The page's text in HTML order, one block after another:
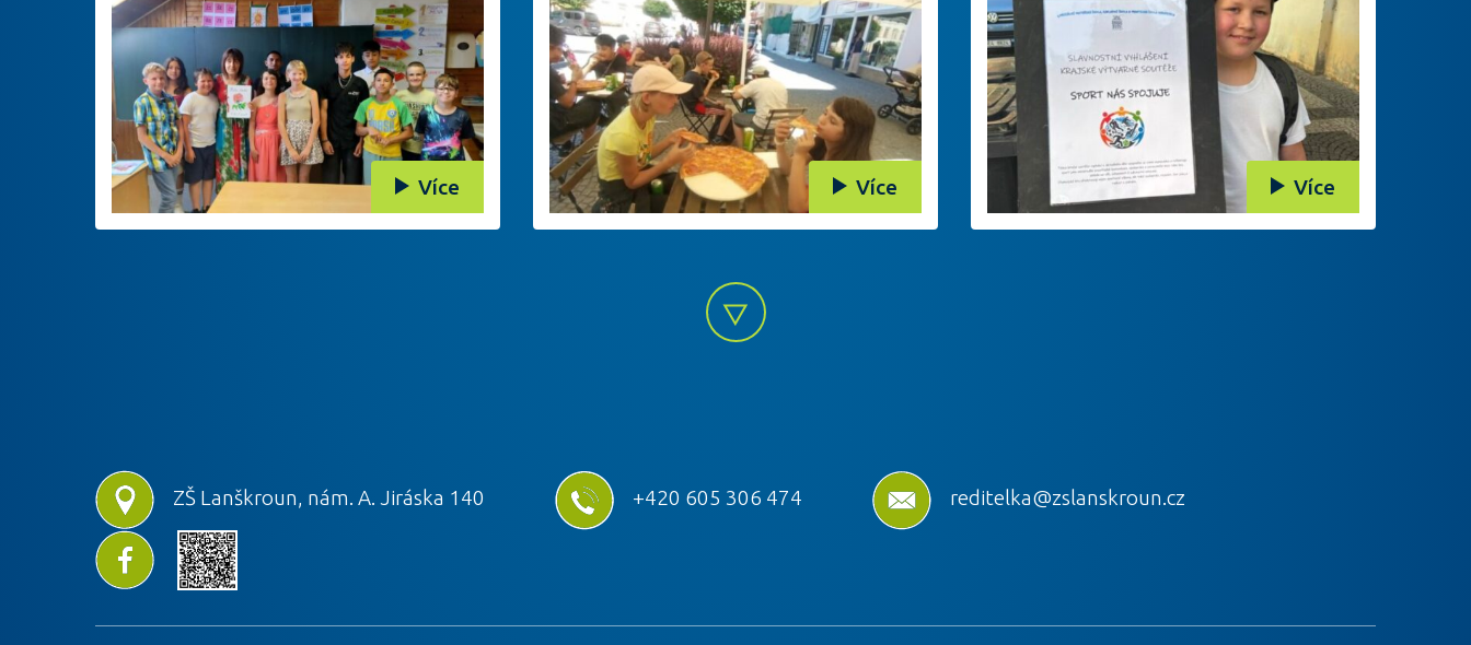
Více Více Více
ZŠ Lanškroun, nám. A. Jiráska 140 +420 605 306 474 reditelka@zslanskroun.cz